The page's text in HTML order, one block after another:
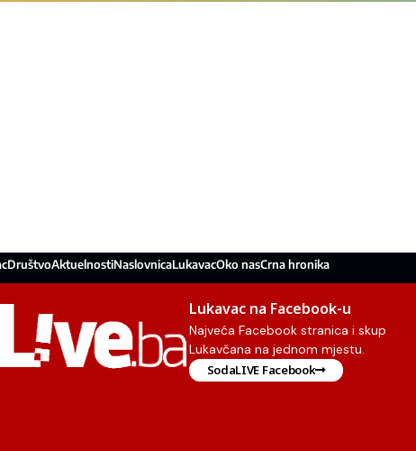
DruštvoAktuelnostiNaslovnicaLukavacOko nasCrna hronika
Lukavac na Facebook-u
Najveća Facebook stranica i skup
Lukavčana na jednom mjestu.
SodaLIVE Facebook